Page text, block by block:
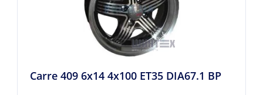
Carre 409 6x14 4x100 ET35 DIA67.1 BP